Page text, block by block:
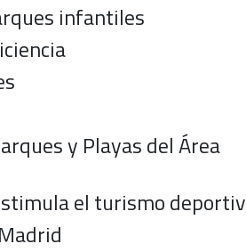
infantiles
y Playas del Área
el turismo